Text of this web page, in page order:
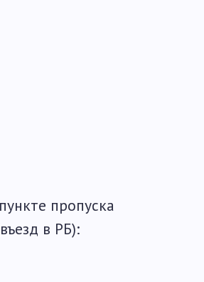
пропуска
в РБ):